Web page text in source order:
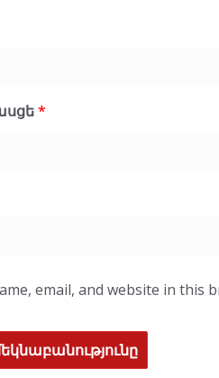
*
email, and website in this